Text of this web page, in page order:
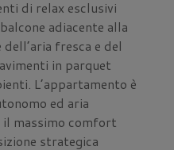
di relax esclusivi
adiacente alla
fresca e del
in parquet
L’appartamento è
ed aria
massimo comfort
strategica